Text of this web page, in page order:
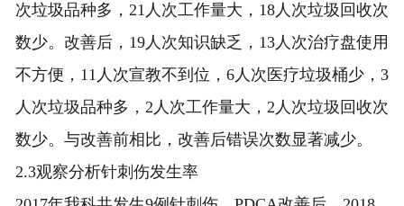
次垃圾品种多，21人次工作量大，18人次垃圾回收次
数少。改善后，19人次知识缺乏，13人次治疗盘使用
不方便，11人次宣教不到位，6人次医疗垃圾桶少，3
人次垃圾品种多，2人次工作量大，2人次垃圾回收次
数少。与改善前相比，改善后错误次数显著减少。
2.3观察分析针刺伤发生率